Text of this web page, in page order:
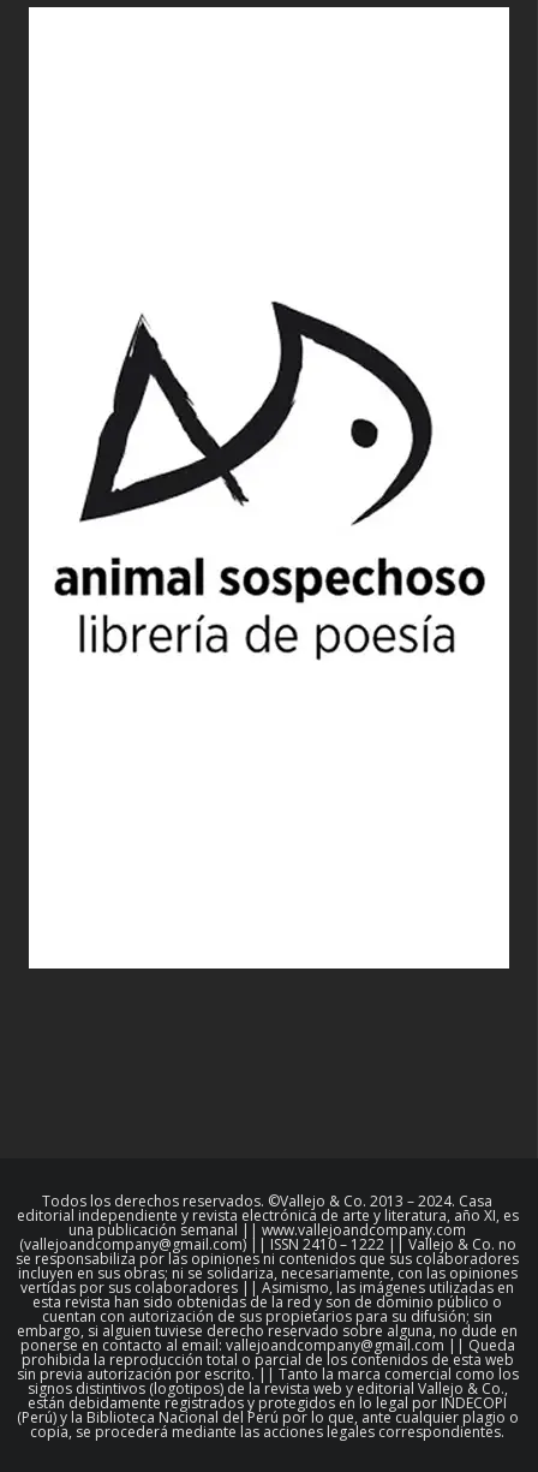
Todos los derechos reservados. ©Vallejo & Co. 2013 – 2024. Casa
editorial independiente y revista electrónica de arte y literatura, año XI, es
una publicación semanal || www.vallejoandcompany.com
(vallejoandcompany@gmail.com) || ISSN 2410 – 1222 || Vallejo & Co. no
se responsabiliza por las opiniones ni contenidos que sus colaboradores
incluyen en sus obras; ni se solidariza, necesariamente, con las opiniones
vertidas por sus colaboradores || Asimismo, las imágenes utilizadas en
esta revista han sido obtenidas de la red y son de dominio público o
cuentan con autorización de sus propietarios para su difusión; sin
embargo, si alguien tuviese derecho reservado sobre alguna, no dude en
ponerse en contacto al email: vallejoandcompany@gmail.com || Queda
prohibida la reproducción total o parcial de los contenidos de esta web
sin previa autorización por escrito. || Tanto la marca comercial como los
signos distintivos (logotipos) de la revista web y editorial Vallejo & Co.,
están debidamente registrados y protegidos en lo legal por INDECOPI
(Perú) y la Biblioteca Nacional del Perú por lo que, ante cualquier plagio o
copia, se procederá mediante las acciones legales correspondientes.